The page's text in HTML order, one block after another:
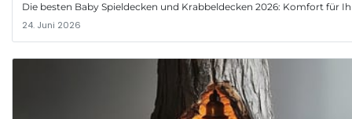
Die besten Baby Spieldecken und Krabbeldecken 2026: Komfort für
24. Juni 2026